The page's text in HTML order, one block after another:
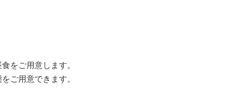
をご用意します。
ご用意できます。